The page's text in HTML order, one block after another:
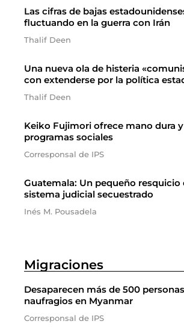
Las cifras de bajas
fluctuando en la guerra con Irán
Thalif Deen
Una nueva ola de histeria
con extenderse por la política
Thalif Deen
Keiko Fujimori ofrece mano dura
programas sociales
Corresponsal de IPS
Guatemala: Un pequeño resquicio
sistema judicial secuestrado
Inés M. Pousadela
Migraciones
Desaparecen más de 500
naufragios en Myanmar
Corresponsal de IPS